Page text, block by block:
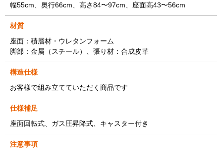
幅55cm、奥行66cm、高さ84〜97cm、座面高43〜56cm
材質
座面：積層材・ウレタンフォーム
脚部：金属（スチール）、張り材：合成皮革
構造仕様
お客様で組み立てていただく商品です
仕様補足
座面回転式、ガス圧昇降式、キャスター付き
注意事項